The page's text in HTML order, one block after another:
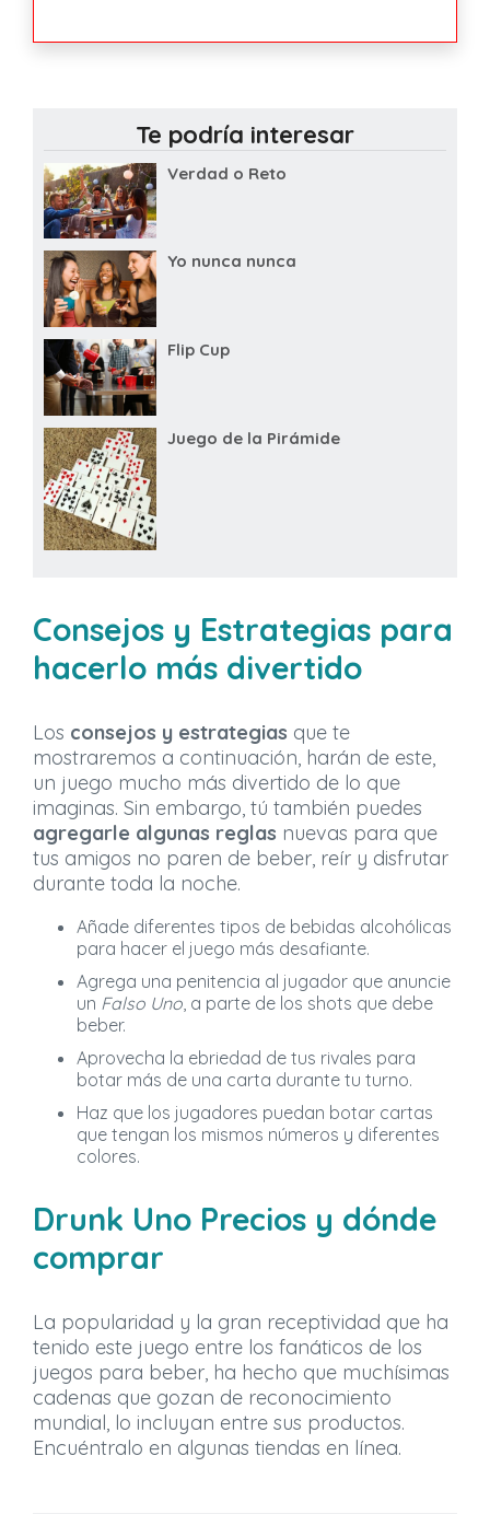
Te podría interesar
Verdad o Reto
Yo nunca nunca
Flip Cup
Juego de la Pirámide
Consejos y Estrategias para
hacerlo más divertido
Los consejos y estrategias que te
mostraremos a continuación, harán de este,
un juego mucho más divertido de lo que
imaginas. Sin embargo, tú también puedes
agregarle algunas reglas nuevas para que
tus amigos no paren de beber, reír y disfrutar
durante toda la noche.
Añade diferentes tipos de bebidas alcohólicas
para hacer el juego más desafiante.
Agrega una penitencia al jugador que anuncie
un Falso Uno , a parte de los shots que debe
beber.
Aprovecha la ebriedad de tus rivales para
botar más de una carta durante tu turno.
Haz que los jugadores puedan botar cartas
que tengan los mismos números y diferentes
colores.
Drunk Uno Precios y dónde
comprar
La popularidad y la gran receptividad que ha
tenido este juego entre los fanáticos de los
juegos para beber, ha hecho que muchísimas
cadenas que gozan de reconocimiento
mundial, lo incluyan entre sus productos.
Encuéntralo en algunas tiendas en línea.